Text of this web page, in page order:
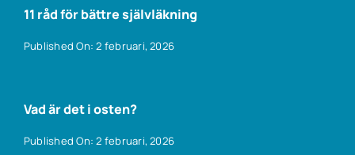
11 råd för bättre självläkning
Published On: 2 februari, 2026
Vad är det i osten?
Published On: 2 februari, 2026